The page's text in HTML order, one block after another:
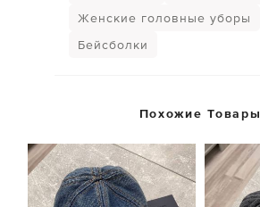
Женские головные уборы
Бейсболки
Похожие Товары